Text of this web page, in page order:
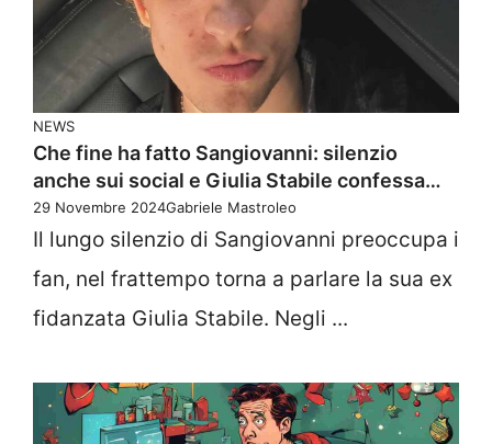
NEWS
Che fine ha fatto Sangiovanni: silenzio
anche sui social e Giulia Stabile confessa…
29 Novembre 2024Gabriele Mastroleo
Il lungo silenzio di Sangiovanni preoccupa i
fan, nel frattempo torna a parlare la sua ex
fidanzata Giulia Stabile. Negli ...